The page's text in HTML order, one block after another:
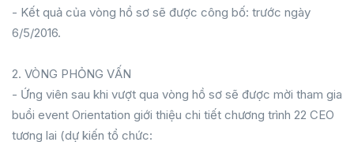
- Kết quả của vòng hồ sơ sẽ được công bố: trước ngày
6/5/2016.
2. VÒNG PHỎNG VẤN
- Ứng viên sau khi vượt qua vòng hồ sơ sẽ được mời tham gia
buổi event Orientation giới thiệu chi tiết chương trình 22 CEO
tương lai (dự kiến tổ chức: